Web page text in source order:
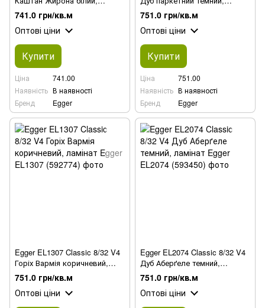
ламінат
741.0 грн/кв.м
Оптові ціни
Купити
Ціна
741.00
Наявність В наявності
Бренд
Egger
ламінат
751.0 грн/кв.м
Оптові ціни
Купити
Ціна
751.00
Наявність В наявності
Бренд
Egger
Egger EL1307 Classic 8/32 V4
Горіх Вармія коричневий,
ламінат
751.0 грн/кв.м
Оптові ціни
Egger EL2074 Classic 8/32 V4
Дуб Аберґеле темний,
ламінат
751.0 грн/кв.м
Оптові ціни